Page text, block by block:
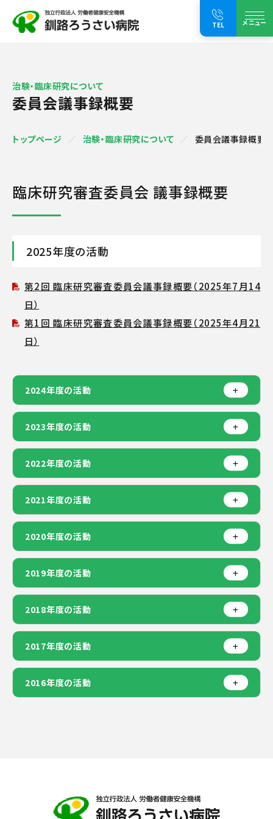
TEL メニュー
治験・臨床研究について
委員会議事録概要
トップページ 治験・臨床研究について 委員会議事録概要
臨床研究審査委員会 議事録概要
2025年度の活動
第2回 臨床研究審査委員会議事録概要（2025年7月14
日）
第1回 臨床研究審査委員会議事録概要（2025年4月21
日）
2024年度の活動
2023年度の活動
2022年度の活動
2021年度の活動
2020年度の活動
2019年度の活動
2018年度の活動
2017年度の活動
2016年度の活動